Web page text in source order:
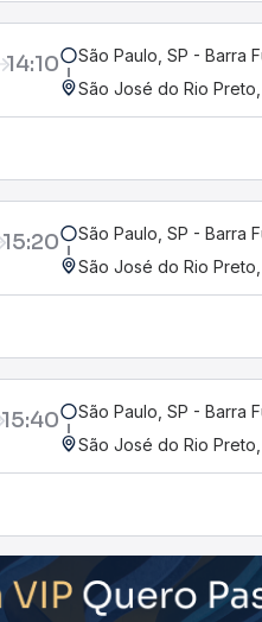
14:10
São Paulo, SP - Barra
São José do Rio
15:20
São Paulo, SP - Barra
São José do Rio Preto,
15:40
São Paulo, SP - Barra
São José do Rio